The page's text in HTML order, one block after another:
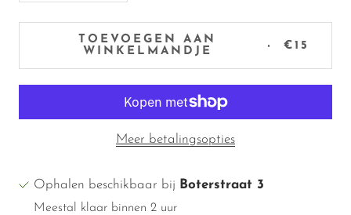
TOEVOEGEN AAN
WINKELMANDJE
€15
Meer betalingsopties
Ophalen beschikbaar bij Boterstraat 3
Meestal klaar binnen 2 uur